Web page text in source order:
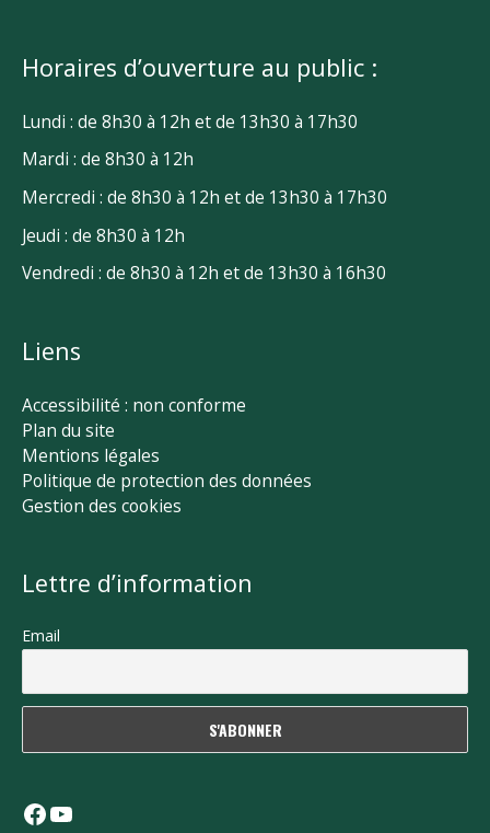
Horaires d’ouverture au public :
Lundi : de 8h30 à 12h et de 13h30 à 17h30
Mardi : de 8h30 à 12h
Mercredi : de 8h30 à 12h et de 13h30 à 17h30
Jeudi : de 8h30 à 12h
Vendredi : de 8h30 à 12h et de 13h30 à 16h30
Liens
Accessibilité : non conforme
Plan du site
Mentions légales
Politique de protection des données
Gestion des cookies
Lettre d’information
Email
Facebook
YouTube